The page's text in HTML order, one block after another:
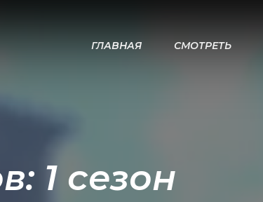
ГЛАВНАЯ СМОТРЕТЬ
1 сезон